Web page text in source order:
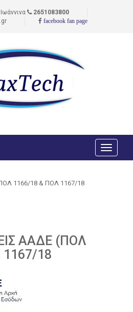
2651083800
facebook fan page
Toggle
1166/18 & ΠΟΛ 1167/18
ΑΑΔΕ (ΠΟΛ
18